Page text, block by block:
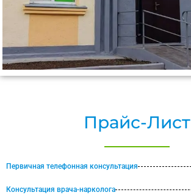
Прайс-Лист
Первичная телефонная консультация
Консультация врача-нарколога